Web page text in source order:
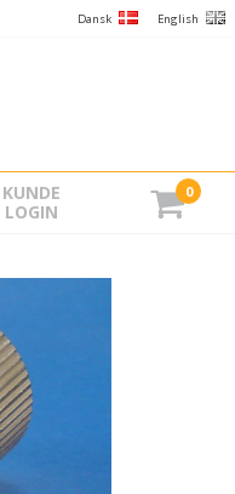
Dansk English
KUNDE
LOGIN
0